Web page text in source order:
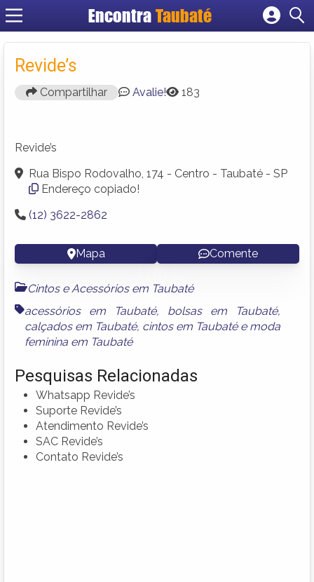
EncontraTaubaté
Cadastrar empresa
Revide’s
Compartilhar Avalie! 183
Revide’s
Rua Bispo Rodovalho, 174 - Centro - Taubaté - SP
Endereço copiado!
(12) 3622-2862
Mapa Comente
Cintos e Acessórios em Taubaté
acessórios em Taubaté, bolsas em Taubaté,
calçados em Taubaté, cintos em Taubatée moda
feminina em Taubaté
Pesquisas Relacionadas
Whatsapp Revide’s
Suporte Revide’s
Atendimento Revide’s
SAC Revide’s
Contato Revide’s